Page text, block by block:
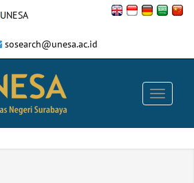
UNESA
sosearch@unesa.ac.id